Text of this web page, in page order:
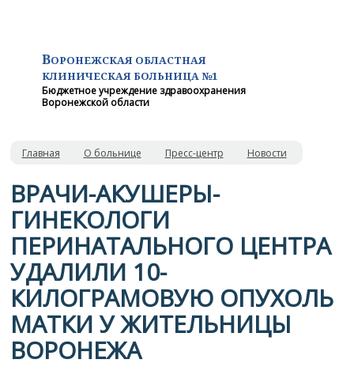
ВОРОНЕЖСКАЯ ОБЛАСТНАЯ
КЛИНИЧЕСКАЯ БОЛЬНИЦА №1
Бюджетное учреждение здравоохранения
Воронежской области
Главная О больнице Пресс-центр Новости
ВРАЧИ-АКУШЕРЫ-
ГИНЕКОЛОГИ
ПЕРИНАТАЛЬНОГО ЦЕНТРА
УДАЛИЛИ 10-
КИЛОГРАМОВУЮ ОПУХОЛЬ
МАТКИ У ЖИТЕЛЬНИЦЫ
ВОРОНЕЖА